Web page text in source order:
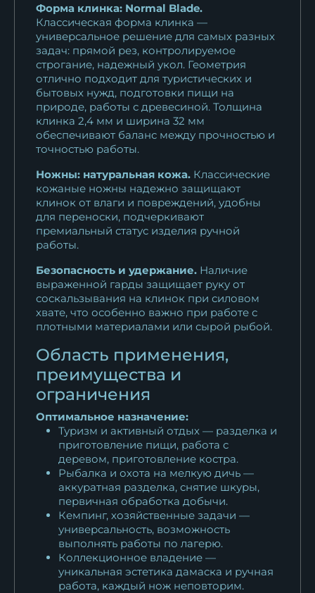
Форма клинка: Normal Blade.
Классическая форма клинка —
универсальное решение для самых разных
задач: прямой рез, контролируемое
строгание, надежный укол. Геометрия
отлично подходит для туристических и
бытовых нужд, подготовки пищи на
природе, работы с древесиной. Толщина
клинка 2,4 мм и ширина 32 мм
обеспечивают баланс между прочностью и
точностью работы.
Ножны: натуральная кожа. Классические
кожаные ножны надежно защищают
клинок от влаги и повреждений, удобны
для переноски, подчеркивают
премиальный статус изделия ручной
работы.
Безопасность и удержание. Наличие
выраженной гарды защищает руку от
соскальзывания на клинок при силовом
хвате, что особенно важно при работе с
плотными материалами или сырой рыбой.
Область применения,
преимущества и
ограничения
Оптимальное назначение:
Туризм и активный отдых — разделка и
приготовление пищи, работа с
деревом, приготовление костра.
Рыбалка и охота на мелкую дичь —
аккуратная разделка, снятие шкуры,
первичная обработка добычи.
Кемпинг, хозяйственные задачи —
универсальность, возможность
выполнять работы по лагерю.
Коллекционное владение —
уникальная эстетика дамаска и ручная
работа, каждый нож неповторим.